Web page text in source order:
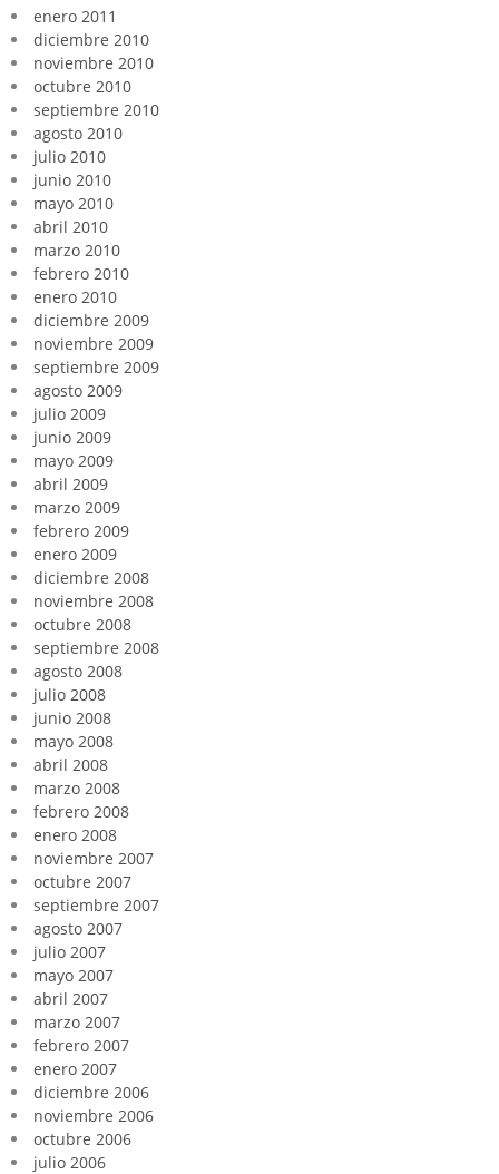
enero 2011
diciembre 2010
noviembre 2010
octubre 2010
septiembre 2010
agosto 2010
julio 2010
junio 2010
mayo 2010
abril 2010
marzo 2010
febrero 2010
enero 2010
diciembre 2009
noviembre 2009
septiembre 2009
agosto 2009
julio 2009
junio 2009
mayo 2009
abril 2009
marzo 2009
febrero 2009
enero 2009
diciembre 2008
noviembre 2008
octubre 2008
septiembre 2008
agosto 2008
julio 2008
junio 2008
mayo 2008
abril 2008
marzo 2008
febrero 2008
enero 2008
noviembre 2007
octubre 2007
septiembre 2007
agosto 2007
julio 2007
mayo 2007
abril 2007
marzo 2007
febrero 2007
enero 2007
diciembre 2006
noviembre 2006
octubre 2006
julio 2006